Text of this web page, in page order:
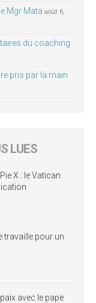
Mgr Mata août 6,
du coaching
pris par la main
LUES
X : le Vatican
travaille pour un
avec le pape